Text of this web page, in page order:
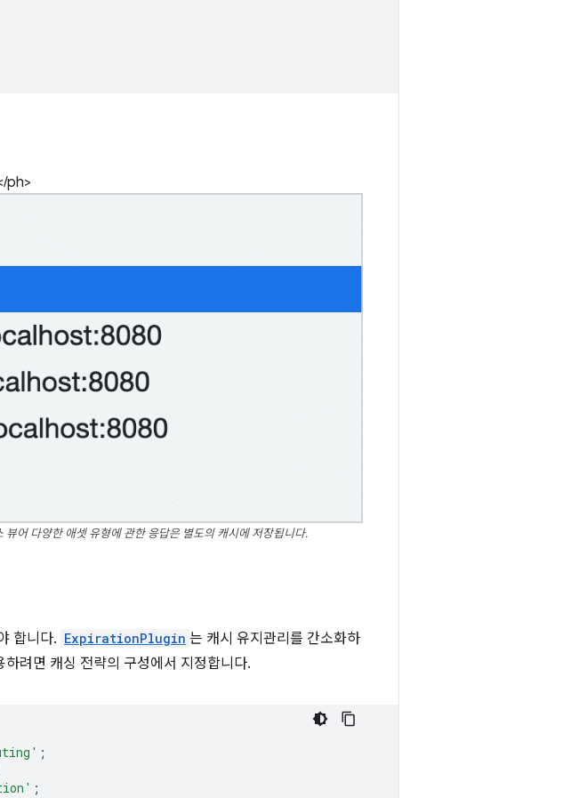
ph>
어 다양한 애셋 유형에 관한 응답은 별도의 캐시에 저장됩니다.
합니다. ExpirationPlugin 는 캐시 유지관리를 간소화하
려면 캐싱 전략의 구성에서 지정합니다.
;
;